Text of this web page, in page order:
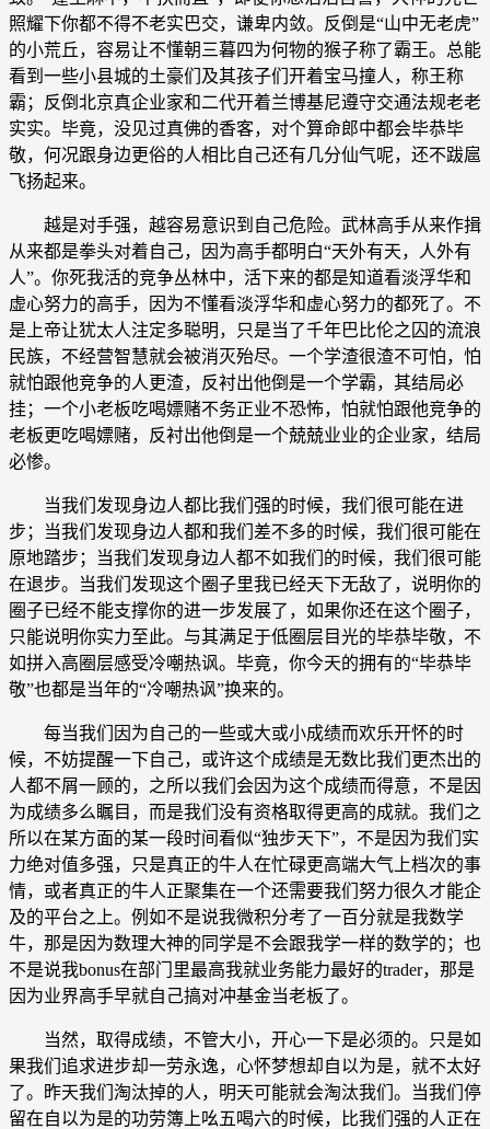
照耀下你都不得不老实巴交，谦卑内敛。反倒是“山中无老虎”
的小荒丘，容易让不懂朝三暮四为何物的猴子称了霸王。总能
看到一些小县城的土豪们及其孩子们开着宝马撞人，称王称
霸；反倒北京真企业家和二代开着兰博基尼遵守交通法规老老
实实。毕竟，没见过真佛的香客，对个算命郎中都会毕恭毕
敬，何况跟身边更俗的人相比自己还有几分仙气呢，还不跋扈
飞扬起来。
越是对手强，越容易意识到自己危险。武林高手从来作揖
从来都是拳头对着自己，因为高手都明白“天外有天，人外有
人”。你死我活的竞争丛林中，活下来的都是知道看淡浮华和
虚心努力的高手，因为不懂看淡浮华和虚心努力的都死了。不
是上帝让犹太人注定多聪明，只是当了千年巴比伦之囚的流浪
民族，不经营智慧就会被消灭殆尽。一个学渣很渣不可怕，怕
就怕跟他竞争的人更渣，反衬出他倒是一个学霸，其结局必
挂；一个小老板吃喝嫖赌不务正业不恐怖，怕就怕跟他竞争的
老板更吃喝嫖赌，反衬出他倒是一个兢兢业业的企业家，结局
必惨。
当我们发现身边人都比我们强的时候，我们很可能在进
步；当我们发现身边人都和我们差不多的时候，我们很可能在
原地踏步；当我们发现身边人都不如我们的时候，我们很可能
在退步。当我们发现这个圈子里我已经天下无敌了，说明你的
圈子已经不能支撑你的进一步发展了，如果你还在这个圈子，
只能说明你实力至此。与其满足于低圈层目光的毕恭毕敬，不
如拼入高圈层感受冷嘲热讽。毕竟，你今天的拥有的“毕恭毕
敬”也都是当年的“冷嘲热讽”换来的。
每当我们因为自己的一些或大或小成绩而欢乐开怀的时
候，不妨提醒一下自己，或许这个成绩是无数比我们更杰出的
人都不屑一顾的，之所以我们会因为这个成绩而得意，不是因
为成绩多么瞩目，而是我们没有资格取得更高的成就。我们之
所以在某方面的某一段时间看似“独步天下”，不是因为我们实
力绝对值多强，只是真正的牛人在忙碌更高端大气上档次的事
情，或者真正的牛人正聚集在一个还需要我们努力很久才能企
及的平台之上。例如不是说我微积分考了一百分就是我数学
牛，那是因为数理大神的同学是不会跟我学一样的数学的；也
不是说我bonus在部门里最高我就业务能力最好的trader，那是
因为业界高手早就自己搞对冲基金当老板了。
当然，取得成绩，不管大小，开心一下是必须的。只是如
果我们追求进步却一劳永逸，心怀梦想却自以为是，就不太好
了。昨天我们淘汰掉的人，明天可能就会淘汰我们。当我们停
留在自以为是的功劳簿上吆五喝六的时候，比我们强的人正在